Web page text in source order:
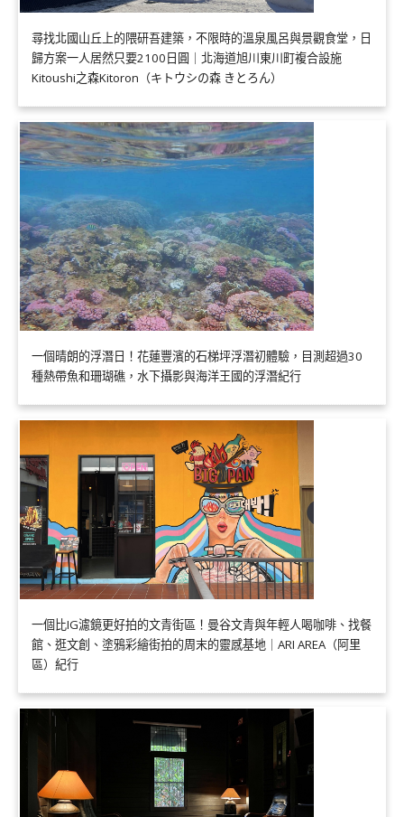
尋找北國山丘上的隈研吾建築，不限時的溫泉風呂與景觀食堂，日
歸方案一人居然只要2100日圓｜北海道旭川東川町複合設施
Kitoushi之森Kitoron（キトウシの森 きとろん）
一個晴朗的浮潛日！花蓮豐濱的石梯坪浮潛初體驗，目測超過30
種熱帶魚和珊瑚礁，水下攝影與海洋王國的浮潛紀行
一個比IG濾鏡更好拍的文青街區！曼谷文青與年輕人喝咖啡、找餐
館、逛文創、塗鴉彩繪街拍的周末的靈感基地｜ARI AREA（阿里
區）紀行